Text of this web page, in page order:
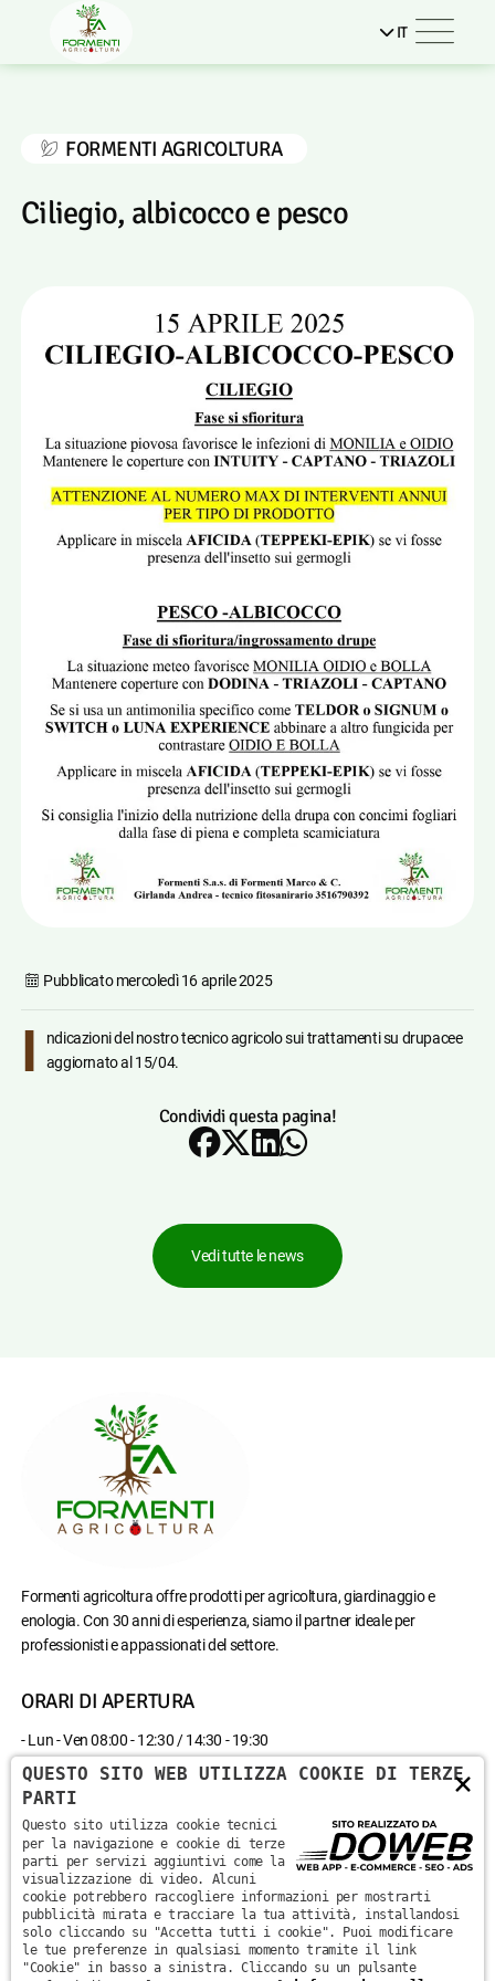
IT
FORMENTI AGRICOLTURA
Ciliegio, albicocco e pesco
Pubblicatomercoledì 16 aprile 2025
I
ndicazioni del nostro tecnico agricolo sui trattamenti su drupacee
aggiornato al 15/04.
Condividi questa pagina!
Vedi tutte le news
Formenti agricoltura offre prodotti per agricoltura, giardinaggio e
enologia. Con 30 anni di esperienza, siamo il partner ideale per
professionisti e appassionati del settore.
ORARI DI APERTURA
- Lun - Ven 08:00 - 12:30 / 14:30 - 19:30
- Sab 08:00 - 12:30
- Domenica chiuso
CONTATTACI
Via Monte Santa Viola, 13 - 37142 - Marzana, Verona
+39 045 870 0582
×
QUESTO SITO WEB UTILIZZA COOKIE DI TERZE
PARTI
Questo sito utilizza cookie tecnici
per la navigazione e cookie di terze
parti per servizi aggiuntivi come la
visualizzazione di video. Alcuni
cookie potrebbero raccogliere informazioni per mostrarti
pubblicità mirata e tracciare la tua attività, installandosi
solo cliccando su "Accetta tutti i cookie". Puoi modificare
le tue preferenze in qualsiasi momento tramite il link
"Cookie" in basso a sinistra. Cliccando su un pulsante